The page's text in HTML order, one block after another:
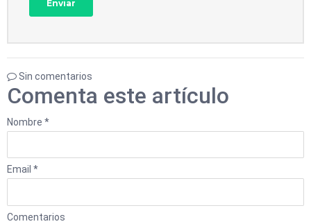
Sin comentarios
Comenta este artículo
Nombre *
Email *
Comentarios